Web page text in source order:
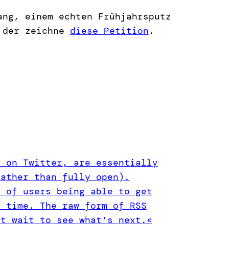
einem echten Frühjahrsputz
zeichne diese Petition .
on Twitter, are essentially
than fully open).
users being able to get
The raw form of RSS
wait to see what’s next.«